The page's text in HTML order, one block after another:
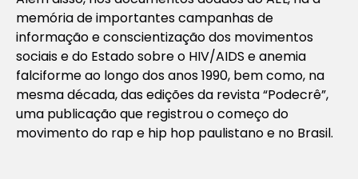
memória de importantes campanhas de
informação e conscientização dos movimentos
sociais e do Estado sobre o HIV/AIDS e anemia
falciforme ao longo dos anos 1990, bem como, na
mesma década, das edições da revista “Podecrê”,
uma publicação que registrou o começo do
movimento do rap e hip hop paulistano e no Brasil.